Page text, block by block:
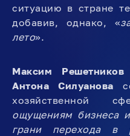
ситуацию в стране
добавив, однако, «
лето».
Максим Решетников
Антона Силуанова
хозяйственной
ощущениям бизнеса
грани перехода в